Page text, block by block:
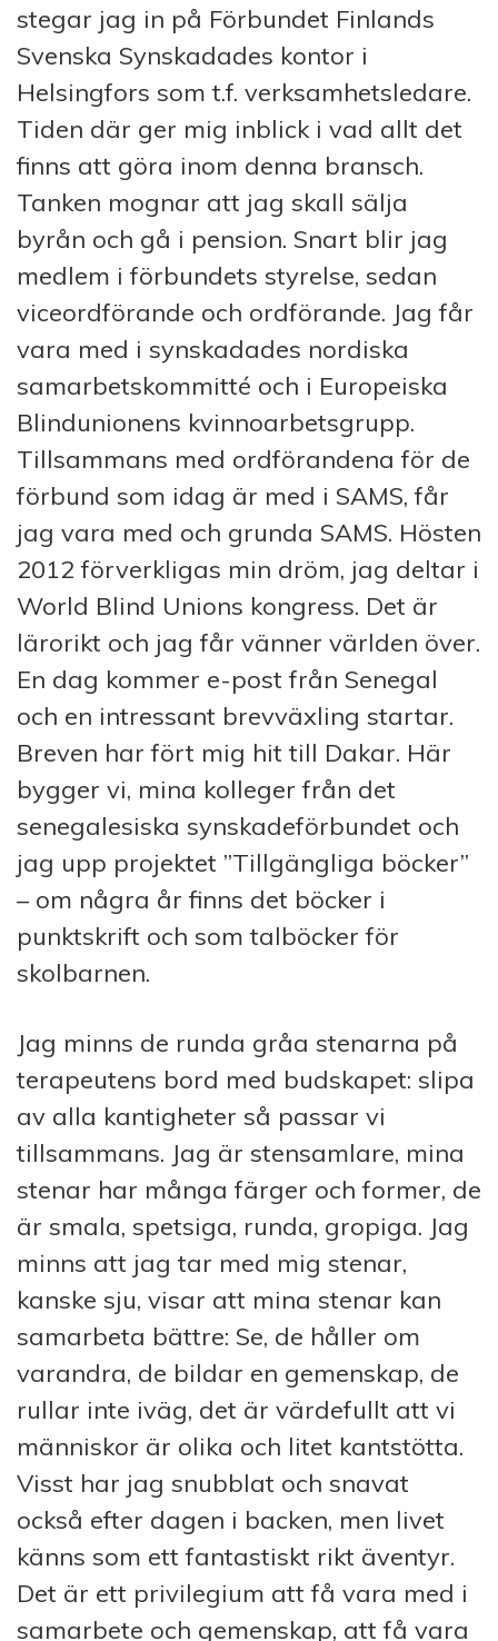
stegar jag in på Förbundet Finlands
Svenska Synskadades kontor i
Helsingfors som t.f. verksamhetsledare.
Tiden där ger mig inblick i vad allt det
finns att göra inom denna bransch.
Tanken mognar att jag skall sälja
byrån och gå i pension. Snart blir jag
medlem i förbundets styrelse, sedan
viceordförande och ordförande. Jag får
vara med i synskadades nordiska
samarbetskommitté och i Europeiska
Blindunionens kvinnoarbetsgrupp.
Tillsammans med ordförandena för de
förbund som idag är med i SAMS, får
jag vara med och grunda SAMS. Hösten
2012 förverkligas min dröm, jag deltar i
World Blind Unions kongress. Det är
lärorikt och jag får vänner världen över.
En dag kommer e-post från Senegal
och en intressant brevväxling startar.
Breven har fört mig hit till Dakar. Här
bygger vi, mina kolleger från det
senegalesiska synskadeförbundet och
jag upp projektet ”Tillgängliga böcker”
– om några år finns det böcker i
punktskrift och som talböcker för
skolbarnen.
Jag minns de runda gråa stenarna på
terapeutens bord med budskapet: slipa
av alla kantigheter så passar vi
tillsammans. Jag är stensamlare, mina
stenar har många färger och former, de
är smala, spetsiga, runda, gropiga. Jag
minns att jag tar med mig stenar,
kanske sju, visar att mina stenar kan
samarbeta bättre: Se, de håller om
varandra, de bildar en gemenskap, de
rullar inte iväg, det är värdefullt att vi
människor är olika och litet kantstötta.
Visst har jag snubblat och snavat
också efter dagen i backen, men livet
känns som ett fantastiskt rikt äventyr.
Det är ett privilegium att få vara med i
samarbete och gemenskap, att få vara